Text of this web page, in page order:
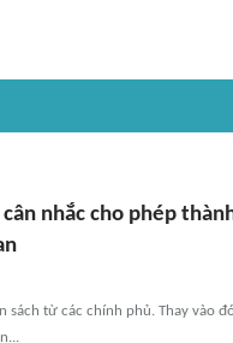
nhắc cho phép
sách từ các chính phủ. Thay vào